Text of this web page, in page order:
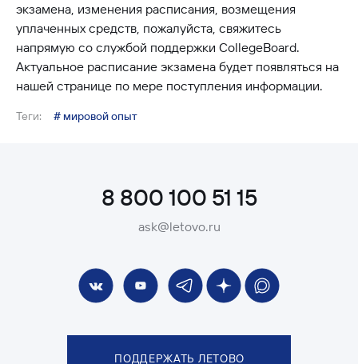
экзамена, изменения расписания, возмещения
уплаченных средств, пожалуйста, свяжитесь
напрямую со службой поддержки CollegeBoard.
Актуальное расписание экзамена будет появляться на
нашей странице по мере поступления информации.
Теги: # мировой опыт
8 800 100 51 15
ask@letovo.ru
ПОДДЕРЖАТЬ ЛЕТОВО